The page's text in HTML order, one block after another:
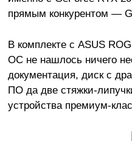
прямым конкурентом —
В комплекте с ASUS
OC не нашлось ничего
документация, диск с
ПО да две стяжки-
устройства премиум-